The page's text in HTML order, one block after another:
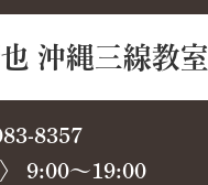
沖縄三線教室
8357
9:00〜19:00